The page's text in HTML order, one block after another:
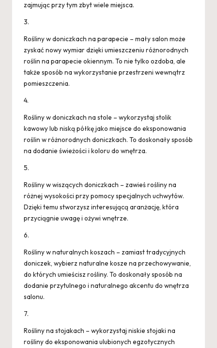
zajmując przy tym zbyt wiele miejsca.
3.
Rośliny w doniczkach na parapecie – mały salon może
zyskać nowy wymiar dzięki umieszczeniu różnorodnych
roślin na parapecie okiennym. To nie tylko ozdoba, ale
także sposób na wykorzystanie przestrzeni wewnątrz
pomieszczenia.
4.
Rośliny w doniczkach na stole – wykorzystaj stolik
kawowy lub niską półkę jako miejsce do eksponowania
roślin w różnorodnych doniczkach. To doskonały sposób
na dodanie świeżości i koloru do wnętrza.
5.
Rośliny w wiszących doniczkach – zawieś rośliny na
różnej wysokości przy pomocy specjalnych uchwytów.
Dzięki temu stworzysz interesującą aranżację, która
przyciągnie uwagę i ożywi wnętrze.
6.
Rośliny w naturalnych koszach – zamiast tradycyjnych
doniczek, wybierz naturalne kosze na przechowywanie,
do których umieścisz rośliny. To doskonały sposób na
dodanie przytulnego i naturalnego akcentu do wnętrza
salonu.
7.
Rośliny na stojakach – wykorzystaj niskie stojaki na
rośliny do eksponowania ulubionych egzotycznych